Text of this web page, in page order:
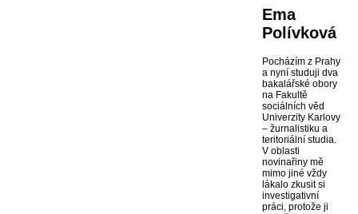
Ema
Polívková
Pocházím z Prahy
a nyní studuji dva
bakalářské obory
na Fakultě
sociálních věd
Univerzity Karlovy
– žurnalistiku a
teritoriální studia.
V oblasti
novinařiny mě
mimo jiné vždy
lákalo zkusit si
investigativní
práci, protože ji